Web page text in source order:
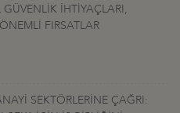
İHTİYAÇLARI,
FIRSATLAR
SEKTÖRLERİNE ÇAĞRI: